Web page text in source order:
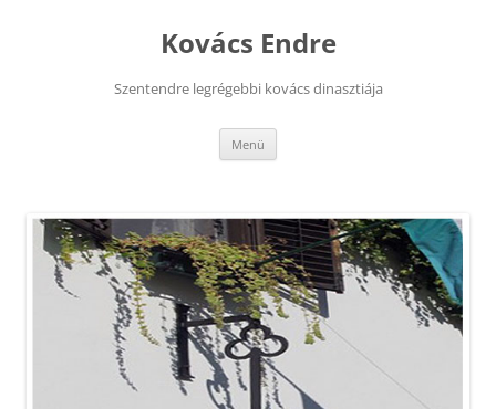
Kovács Endre
Szentendre legrégebbi kovács dinasztiája
Menü